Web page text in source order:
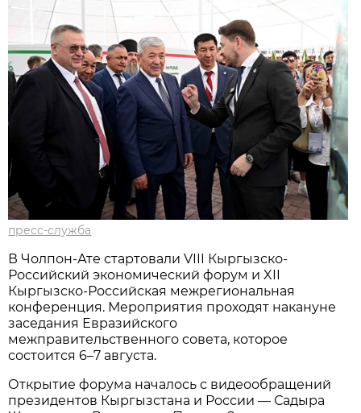
пресс-служба
В Чолпон-Ате стартовали VIII Кыргызско-
Российский экономический форум и XII
Кыргызско-Российская межрегиональная
конференция. Мероприятия проходят накануне
заседания Евразийского
межправительственного совета, которое
состоится 6–7 августа.
Открытие форума началось с видеообращений
президентов Кыргызстана и России — Садыра